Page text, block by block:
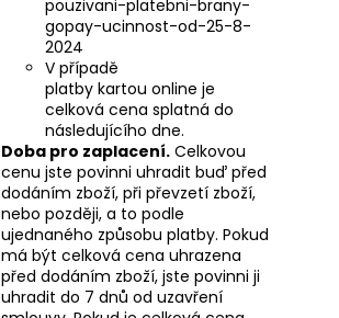
pouzivani-platebni-brany-
gopay-ucinnost-od-25-8-
2024
V případě
platby kartou online je
celková cena splatná do
následujícího dne.
Doba pro zaplacení. Celkovou
cenu jste povinni uhradit buď před
dodáním zboží, při převzetí zboží,
nebo později, a to podle
ujednaného způsobu platby. Pokud
má být celková cena uhrazena
před dodáním zboží, jste povinni ji
uhradit do 7 dnů od uzavření